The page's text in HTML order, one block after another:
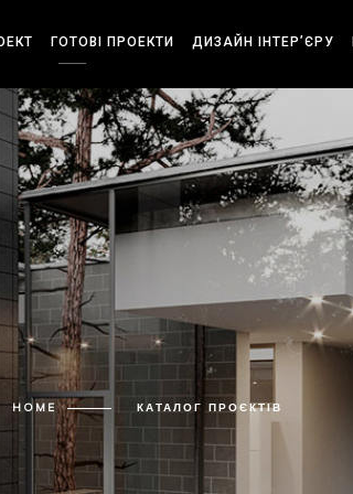
ГОТОВІ ПРОЕКТИ ДИЗАЙН ІНТЕР’ЄРУ
HOME КАТАЛОГ ПРОЄКТІВ